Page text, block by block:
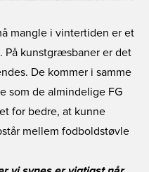
mangle i vintertiden er et
På kunstgræsbaner er det
De kommer i samme
som de almindelige FG
for bedre, at kunne
mellem fodboldstøvle